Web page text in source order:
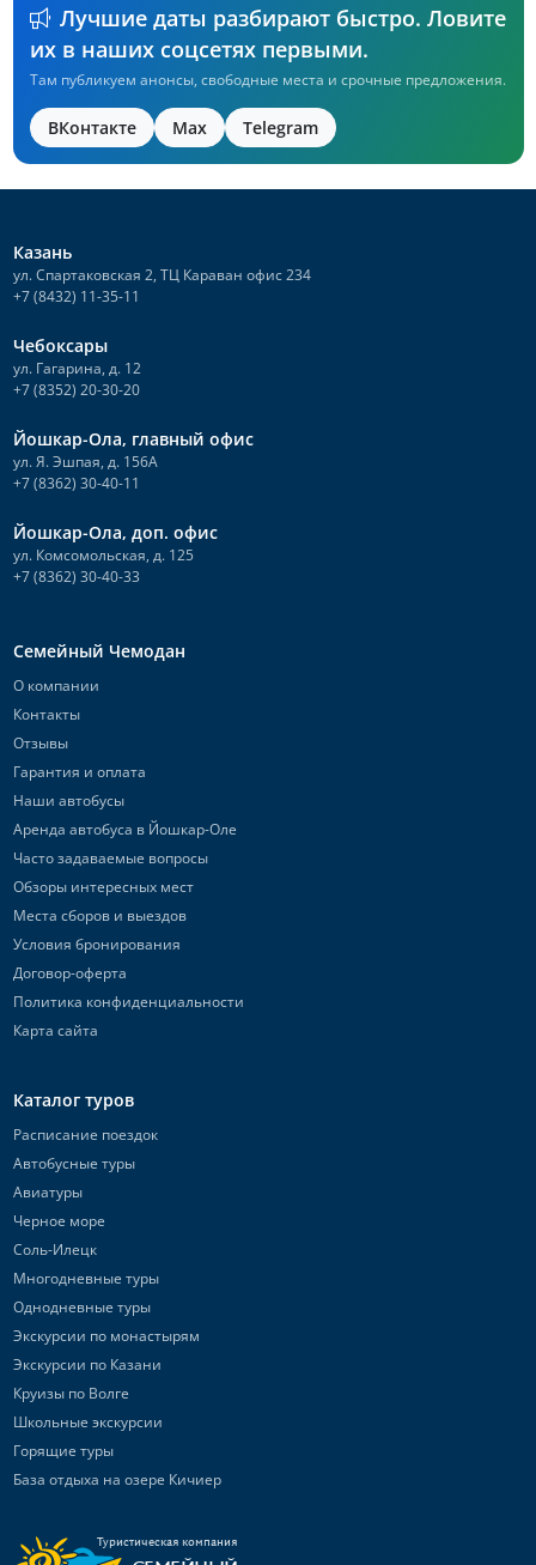
Лучшие даты разбирают быстро. Ловите
их в наших соцсетях первыми.
Там публикуем анонсы, свободные места и срочные предложения.
ВКонтакте Max Telegram
Казань
ул. Спартаковская 2, ТЦ Караван офис 234
+7 (8432) 11-35-11
Чебоксары
ул. Гагарина, д. 12
+7 (8352) 20-30-20
Йошкар-Ола, главный офис
ул. Я. Эшпая, д. 156А
+7 (8362) 30-40-11
Йошкар-Ола, доп. офис
ул. Комсомольская, д. 125
+7 (8362) 30-40-33
Семейный Чемодан
О компании
Контакты
Отзывы
Гарантия и оплата
Наши автобусы
Аренда автобуса в Йошкар-Оле
Часто задаваемые вопросы
Обзоры интересных мест
Места сборов и выездов
Условия бронирования
Договор-оферта
Политика конфиденциальности
Карта сайта
Каталог туров
Расписание поездок
Автобусные туры
Авиатуры
Черное море
Соль-Илецк
Многодневные туры
Однодневные туры
Экскурсии по монастырям
Экскурсии по Казани
Круизы по Волге
Школьные экскурсии
Горящие туры
База отдыха на озере Кичиер
Туристическая компания